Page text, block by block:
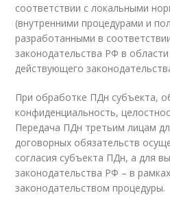
соответствии с локальными
(внутренними процедурами и
разработанными в
законодательства РФ в
действующего
При обработке ПДн субъекта,
конфиденциальность,
Передача ПДн третьим лицам
договорных обязательств
согласия субъекта ПДн, а для
законодательства РФ – в
законодательством процедуры.